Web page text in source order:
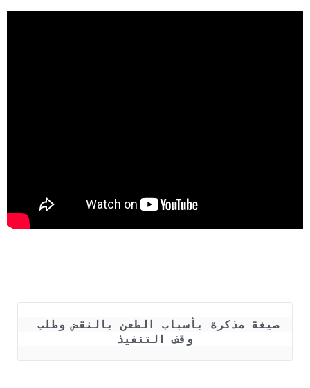
وقف التنفيذ